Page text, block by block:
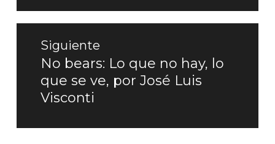
Siguiente
Entrada
siguiente:
No bears: Lo que no hay, lo
que se ve, por José Luis
Visconti